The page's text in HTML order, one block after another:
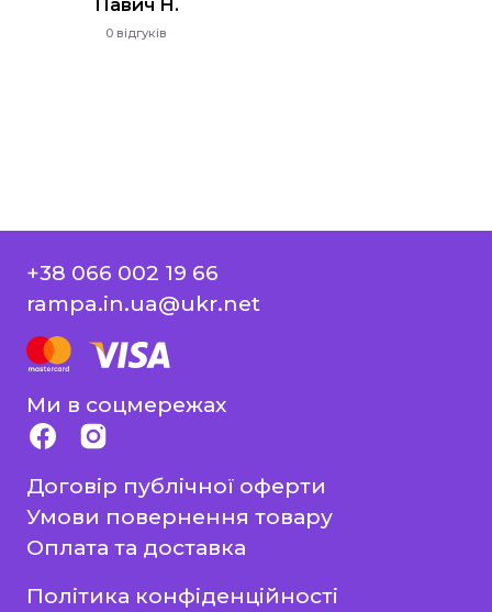
Павич Н.
0 відгуків
Договір публічної оферти
Умови повернення товару
Оплата та доставка
Ми в соцмережах
Політика конфіденційності
+38 066 002 19 66
rampa.in.ua@ukr.net